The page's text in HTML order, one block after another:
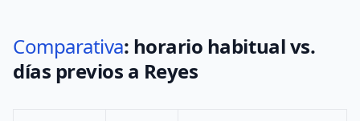
Comparativa: horario habitual vs.
días previos a Reyes